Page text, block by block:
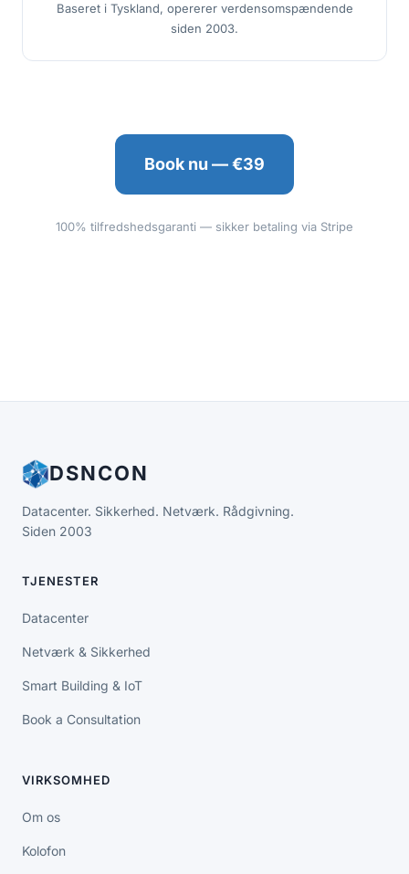
Baseret i Tyskland, opererer verdensomspændende
siden 2003.
Book nu — €39
100% tilfredshedsgaranti — sikker betaling via Stripe
DSNCON
Datacenter. Sikkerhed. Netværk. Rådgivning.
Siden 2003
TJENESTER
Datacenter
Netværk & Sikkerhed
Smart Building & IoT
Book a Consultation
VIRKSOMHED
Om os
Kolofon